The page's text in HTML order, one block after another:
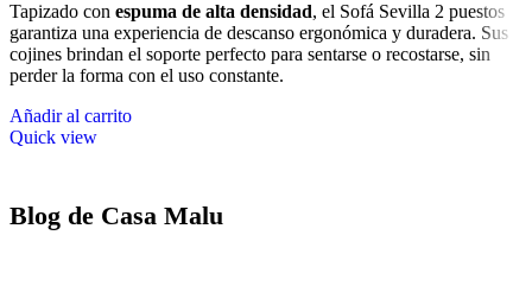
Tapizado con espuma de alta densidad, el Sofá Sevilla 2 puestos
garantiza una experiencia de descanso ergonómica y duradera. Sus
cojines brindan el soporte perfecto para sentarse o recostarse, sin
perder la forma con el uso constante.
Añadir al carrito
Quick view
Blog de Casa Malu